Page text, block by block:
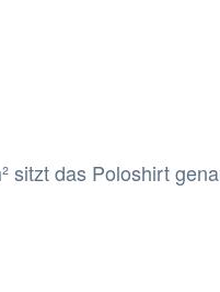
sitzt das Poloshirt